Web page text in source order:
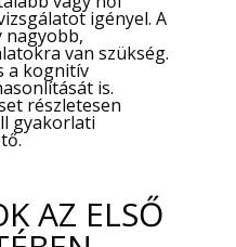
igényel. A
nagyobb,
van szükség.
a kognitív
is.
részletesen
gyakorlati
AZ ELSŐ